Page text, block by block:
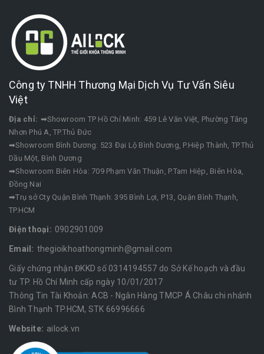
Công ty TNHH Thương Mại Dịch Vụ Tư Vấn Siêu
Việt
Địa chỉ: ➡Showroom TP Hồ Chí Minh: 459 Lê Văn Việt, Phường Tăng
Nhơn Phú A, TP.Thủ Đức
➡Showroom Bình Dương: 523 Đại Lộ Bình Dương, P.Hiệp Thành, TP.Thủ
Dầu Một, Bình Dương
➡Showroom Biên Hòa: 709 Phạm Văn Thuận, P.Tam Hiệp, Biên Hòa,
Đồng Nai
➡Trụ sở Cty Quận Bình Thạnh: 395 Bình Lợi, P13, Quận Bình Thạnh,
TP.HCM
Điện thoại: 0902901009
Email: thegioikhoathongminh@gmail.com
Giấy chứng nhận ĐKKD số 0314194557 do Sở Kế hoạch và đầu
tư TP. Hồ Chí Minh cấp ngày 10/01/2017
Thông Tin Tài Khoản: ACB - Ngân Hàng TMCP Á Châu chi nhánh
Bình Thạnh TP.HCM, STK 66996666
Website: ailock.vn